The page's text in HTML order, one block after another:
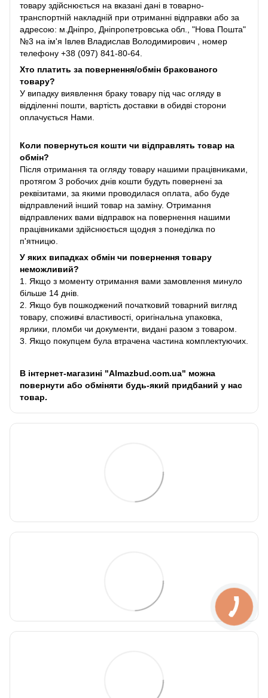
товару здійснюється на вказані дані в товарно-
транспортній накладній при отриманні відправки або за
адресою: м.Дніпро, Дніпропетровська обл., "Нова Пошта"
№3 на ім'я Івлев Владислав Володимирович , номер
телефону +38 (097) 841-80-64.
Хто платить за повернення/обмін бракованого
товару?
У випадку виявлення браку товару під час огляду в
відділенні пошти, вартість доставки в обидві сторони
оплачується Нами.
Коли повернуться кошти чи відправлять товар на
обмін?
Після отримання та огляду товару нашими працівниками,
протягом 3 робочих днів кошти будуть повернені за
реквізитами, за якими проводилася оплата, або буде
відправлений інший товар на заміну. Отримання
відправлених вами відправок на повернення нашими
працівниками здійснюється щодня з понеділка по
п'ятницю.
У яких випадках обмін чи повернення товару
неможливий?
1. Якщо з моменту отримання вами замовлення минуло
більше 14 днів.
2. Якщо був пошкоджений початковий товарний вигляд
товару, споживчі властивості, оригінальна упаковка,
ярлики, пломби чи документи, видані разом з товаром.
3. Якщо покупцем була втрачена частина комплектуючих.
В інтернет-магазині "Almazbud.com.ua" можна
повернути або обміняти будь-який придбаний у нас
товар.